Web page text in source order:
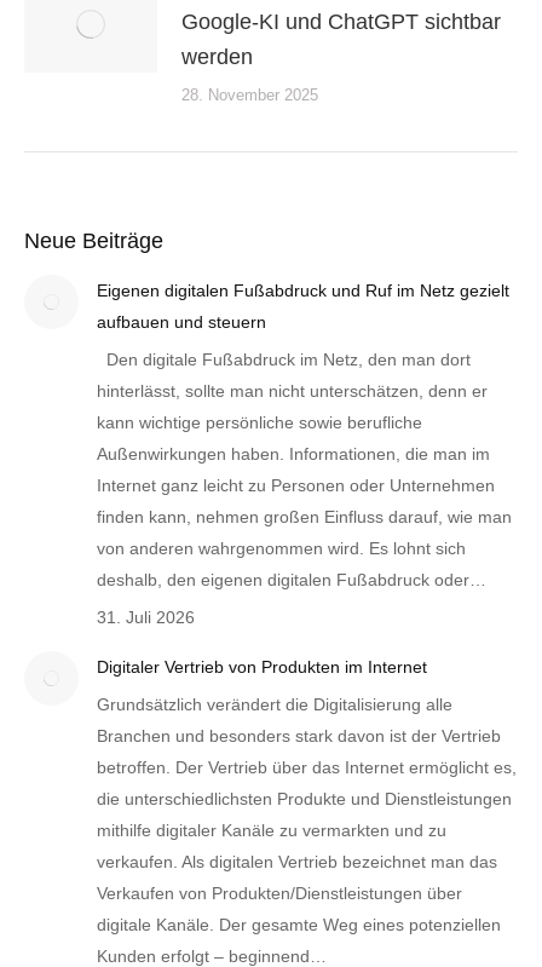
Google-KI und ChatGPT sichtbar
werden
28. November 2025
Neue Beiträge
Eigenen digitalen Fußabdruck und Ruf im Netz gezielt
aufbauen und steuern
Den digitale Fußabdruck im Netz, den man dort
hinterlässt, sollte man nicht unterschätzen, denn er
kann wichtige persönliche sowie berufliche
Außenwirkungen haben. Informationen, die man im
Internet ganz leicht zu Personen oder Unternehmen
finden kann, nehmen großen Einfluss darauf, wie man
von anderen wahrgenommen wird. Es lohnt sich
deshalb, den eigenen digitalen Fußabdruck oder…
31. Juli 2026
Digitaler Vertrieb von Produkten im Internet
Grundsätzlich verändert die Digitalisierung alle
Branchen und besonders stark davon ist der Vertrieb
betroffen. Der Vertrieb über das Internet ermöglicht es,
die unterschiedlichsten Produkte und Dienstleistungen
mithilfe digitaler Kanäle zu vermarkten und zu
verkaufen. Als digitalen Vertrieb bezeichnet man das
Verkaufen von Produkten/Dienstleistungen über
digitale Kanäle. Der gesamte Weg eines potenziellen
Kunden erfolgt – beginnend…